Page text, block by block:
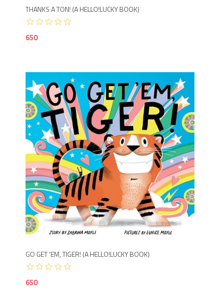
THANKS A TON! (A HELLO!LUCKY BOOK)
650
GO GET 'EM, TIGER! (A HELLO!LUCKY BOOK)
650